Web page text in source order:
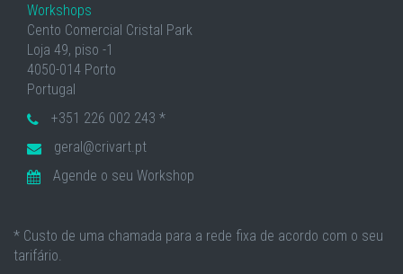
Workshops
Cento Comercial Cristal Park
Loja 49, piso -1
4050-014 Porto
Portugal
+351 226 002 243 *
geral@crivart.pt
Agende o seu Workshop
* Custo de uma chamada para a rede fixa de acordo com o seu
tarifário.